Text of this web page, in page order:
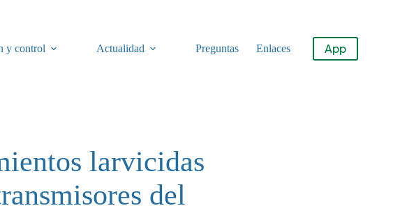
y control Actualidad Preguntas Enlaces App
larvicidas
del